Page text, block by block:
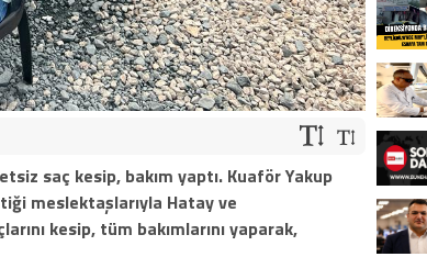
saç kesip, bakım yaptı. Kuaför Yakup
meslektaşlarıyla Hatay ve
kesip, tüm bakımlarını yaparak,